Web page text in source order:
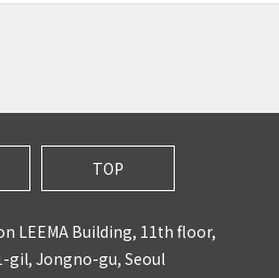
TOP
LEEMA Building, 11th floor,
gil, Jongno-gu, Seoul